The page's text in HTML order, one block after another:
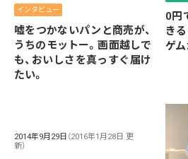
インタビュー
嘘をつかないパンと商売が、
うちのモットー。画面越しで
も、おいしさを真っすぐ届け
たい。
0円
き
ゲム
2014年9月29日 （2016年1月28日 更
新）